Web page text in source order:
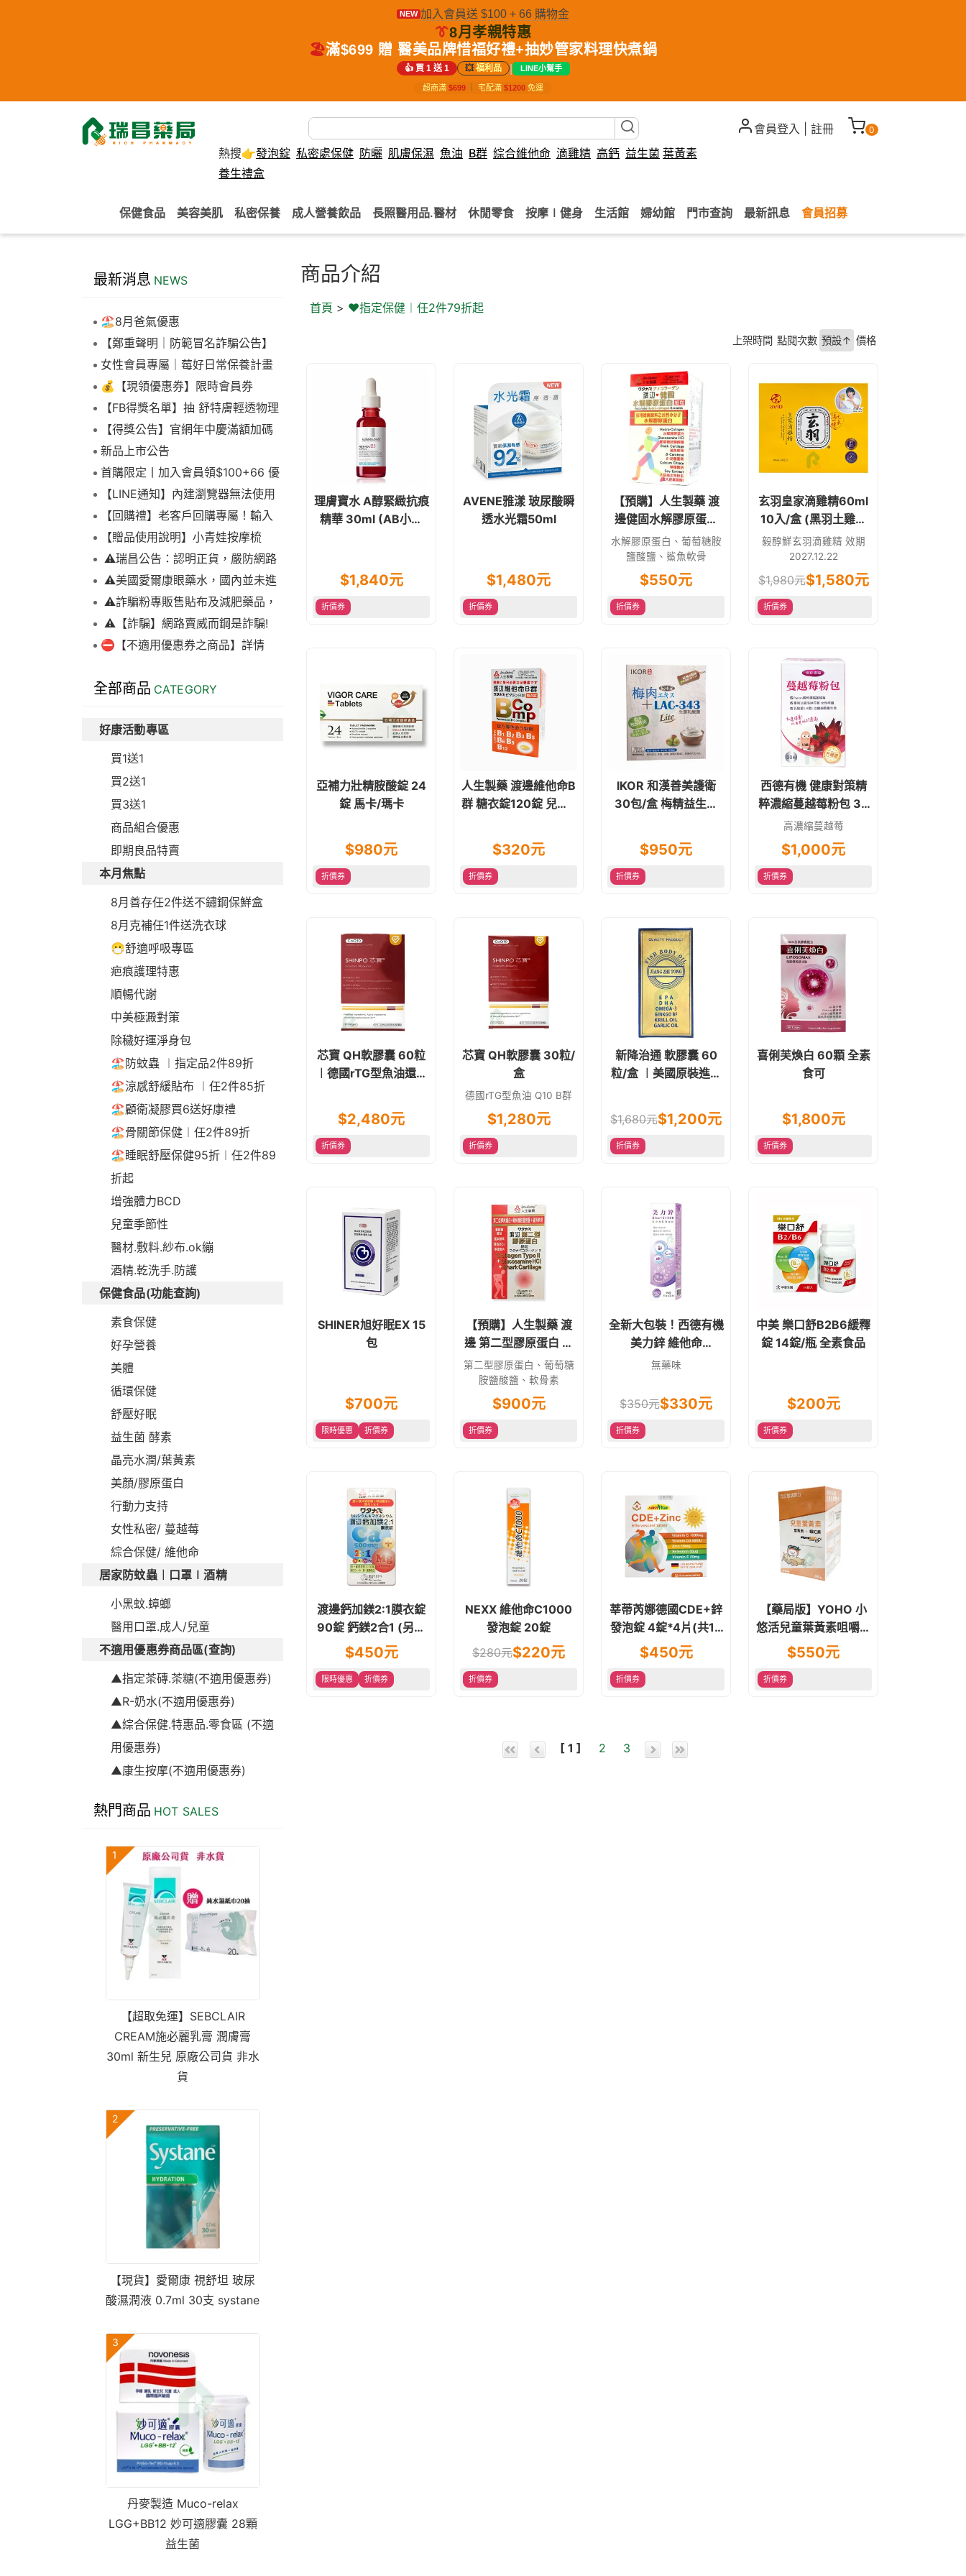
NEW 加入會員送 $100 + 66 購物金
👔8月孝親特惠
🏖️滿$699 贈 醫美品牌惜福好禮+抽妙管家料理快煮鍋
👍 買 1 送 1 💥福利品 | LINE小幫手
超商滿 $699 宅配滿 $1200 免運
熱搜👉發泡錠 私密處保健 防曬 肌膚保濕 魚油 B群 綜合維他命 滴雞精 高鈣 益生菌 葉黃素
養生禮盒
會員登入 註冊 0
保健食品 美容美肌 私密保養 成人營養飲品 長照醫用品.醫材 休閒零食 按摩∣健身 生活館 婦幼館 門市查詢 最新訊息 會員招募
最新消息 NEWS
🏖️8月爸氣優惠
【鄭重聲明｜防範冒名詐騙公告】
女性會員專屬｜莓好日常保養計畫
💰【現領優惠券】限時會員券
【FB得獎名單】抽 舒特膚輕透物理
低敏防曬霜乙名(8/4報到截止)
【得獎公告】官網年中慶滿額加碼
抽FIKA蒸煮料理組2名(7/31截止)
新品上市公告
首購限定丨加入會員領$100+66 優
惠！【LINE通知】內建瀏覽器無法使用
下拉選單
【回購禮】老客戶回購專屬！輸入
折扣碼現折$100
【贈品使用說明】小青娃按摩梳
⚠️瑞昌公告：認明正貨，嚴防網路
詐騙⚠️美國愛爾康眼藥水，國內並未進
口販售
⚠️詐騙粉專販售貼布及減肥藥品，
請勿上當，請查明來源! 非瑞昌藥局
販售!
⚠️【詐騙】網路賣威而鋼是詐騙!
⛔【不適用優惠券之商品】詳情
全部商品 CATEGORY
好康活動專區
買1送1
買2送1
買3送1
商品組合優惠
即期良品特賣
本月焦點
8月善存任2件送不鏽鋼保鮮盒
8月克補任1件送洗衣球
😷舒適呼吸專區
疤痕護理特惠
順暢代謝
中美極澱對策
除穢好運淨身包
🏖️防蚊蟲 ︱指定品2件89折
🏖️涼感舒緩貼布 ︱任2件85折
🏖️顧衛凝膠買6送好康禮
🏖️骨關節保健︱任2件89折
🏖️睡眠舒壓保健95折︱任2件89
折起
增強體力BCD
兒童季節性
醫材.敷料.紗布.ok繃
酒精.乾洗手.防護
保健食品(功能查詢)
素食保健
好孕營養
美體
循環保健
舒壓好眠
益生菌 酵素
晶亮水潤/葉黃素
美顏/膠原蛋白
行動力支持
女性私密/ 蔓越莓
綜合保健/ 維他命
居家防蚊蟲︱口罩∣酒精
小黑蚊.蟑螂
醫用口罩.成人/兒童
不適用優惠券商品區(查詢)
▲指定茶磚.茶糖(不適用優惠券)
▲R-奶水(不適用優惠券)
▲綜合保健.特惠品.零食區 (不適
用優惠券)
▲康生按摩(不適用優惠券)
熱門商品 HOT SALES
1
【超取免運】SEBCLAIR
CREAM施必麗乳膏 潤膚膏
30ml 新生兒 原廠公司貨 非水
貨
2
【現貨】愛爾康 視舒坦 玻尿
酸濕潤液 0.7ml 30支 systane
3
丹麥製造 Muco-relax
LGG+BB12 妙可適膠囊 28顆
益生菌
商品介紹
首頁 > ♥️指定保健︱任2件79折起
上架時間 點閱次數 預設↑ 價格
理膚寶水 A醇緊緻抗痕
精華 30ml (AB小紅
$1,840元
折價券
AVENE雅漾 玻尿酸瞬
透水光霜50ml
$1,480元
折價券
【預購】人生製藥 渡
邊健固水解膠原蛋白
(細粒) 100g
水解膠原蛋白、葡萄糖胺
鹽酸鹽、鯊魚軟骨
$550元
折價券
玄羽皇家滴雞精60ml
10入/盒 (黑羽土雞滴
雞精)
毅醇鮮玄羽滴雞精 效期
2027.12.22
$1,980元$1,580元
折價券
亞補力壯精胺酸錠 24
錠 馬卡/瑪卡
$980元
折價券
人生製藥 渡邊維他命B
群 糖衣錠120錠 兒童B
$320元
折價券
IKOR 和漢善美護衛
30包/盒 梅精益生菌
$950元
折價券
西德有機 健康對策精
粹濃縮蔓越莓粉包 30
包/盒 私密處保健
高濃縮蔓越莓
$1,000元
折價券
芯寶 QH軟膠囊 60粒
︱德國rTG型魚油還原
$2,480元
折價券
芯寶 QH軟膠囊 30粒/
盒
德國rTG型魚油 Q10 B群
$1,280元
折價券
新降治通 軟膠囊 60
粒/盒 ︱美國原裝進口
$1,680元$1,200元
折價券
喜俐芙煥白 60顆 全素
食可
$1,800元
折價券
SHINER旭好眠EX 15
包
$700元
限時優惠 折價券
【預購】人生製藥 渡
邊 第二型膠原蛋白 細
粒 100g
第二型膠原蛋白、葡萄糖
胺鹽酸鹽、軟骨素
$900元
折價券
全新大包裝！西德有機
美力鋅 維他命
C1000+B群+鋅 發泡
可
無藥味
$350元$330元
折價券
中美 樂口舒B2B6緩釋
錠 14錠/瓶 全素食品
$200元
折價券
渡邊鈣加鎂2:1膜衣錠
90錠 鈣鎂2合1 (另售
800IU維他命D)
$450元
限時優惠 折價券
NEXX 維他命C1000
發泡錠 20錠
$280元$220元
折價券
莘蒂芮娜德國CDE+鋅
發泡錠 4錠*4片(共16
錠) 非活性維他命D
$450元
折價券
【藥局版】YOHO 小
悠活兒童葉黃素咀嚼錠
45錠/盒 (含蝦紅素)
$550元
折價券
[ 1 ] 2 3